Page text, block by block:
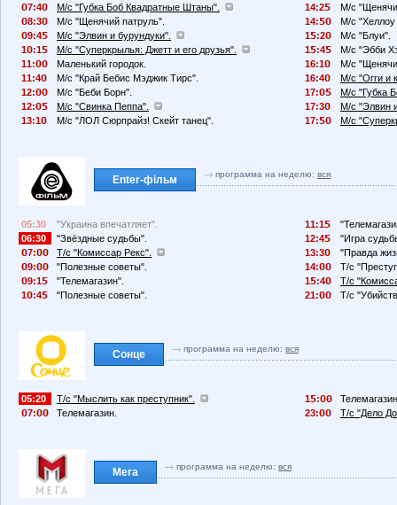
7:4
М/с "Губка Боб Квадратные Штаны".
8:3
М/с "Щенячий патруль".
9:4
М/с "Элвин и бурундуки".
1
:1
М/с "Суперкрылья: Джетт и его друзья".
11:
Маленький городок.
11:4
М/с "Край Бебис Мэджик Тирс".
12:
М/с "Беби Борн".
12:
М/с "Свинка Пеппа".
13:1
М/с "ЛОЛ Сюрпрайз! Скейт танец".
14:2
М/с
14:
М/с "Хеллоу
1
:2
М/с "Блуи".
1
:4
М/с "Эбби
16:1
М/с
16:4
М/с "Огги и
17:
М/с "Губка
17:3
М/с "Элвин
17:
М/с
Enter-фільм программа на неделю: вся
05:30
"Украина впечатляет".
06:30
"Звёздные судьбы".
7:
Т/с "Комиссар Рекс".
9:
"Полезные советы".
9:1
"Телемагазин".
1
:4 "Полезные советы".
11:1
12:4
"Игра
13:3
"Правда
14:
Т/с
1
:4
Т/с
21:
Т/с
Сонце программа на неделю: вся
05:20
Т/с "Мыслить как преступник".
7:
Телемагазин.
1 :
23:
Т/с "Дело
Мега программа на неделю: вся